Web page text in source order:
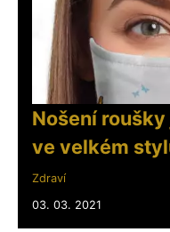
Nošení
ve velkém
Zdraví
03. 03. 2021